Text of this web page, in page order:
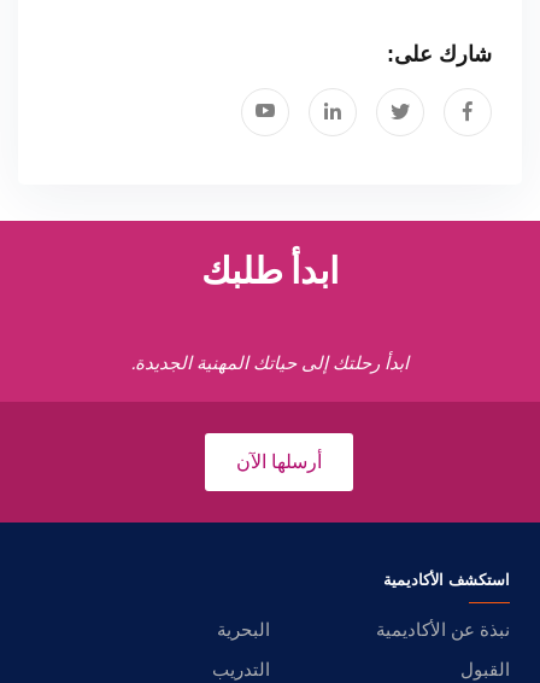
شارك على:
ابدأ طلبك
ابدأ رحلتك إلى حياتك المهنية الجديدة.
أرسلها الآن
استكشف الأكاديمية
نبذة عن الأكاديمية
البحرية
القبول
التدريب